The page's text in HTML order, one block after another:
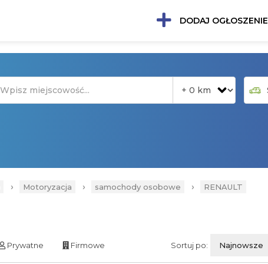
DODAJ OGŁOSZENIE
› Motoryzacja › samochody osobowe › RENAULT
Prywatne Firmowe Sortuj po: Najnowsze